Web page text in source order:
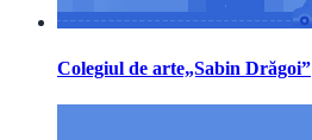
Colegiul de arte„Sabin Drăgoi”